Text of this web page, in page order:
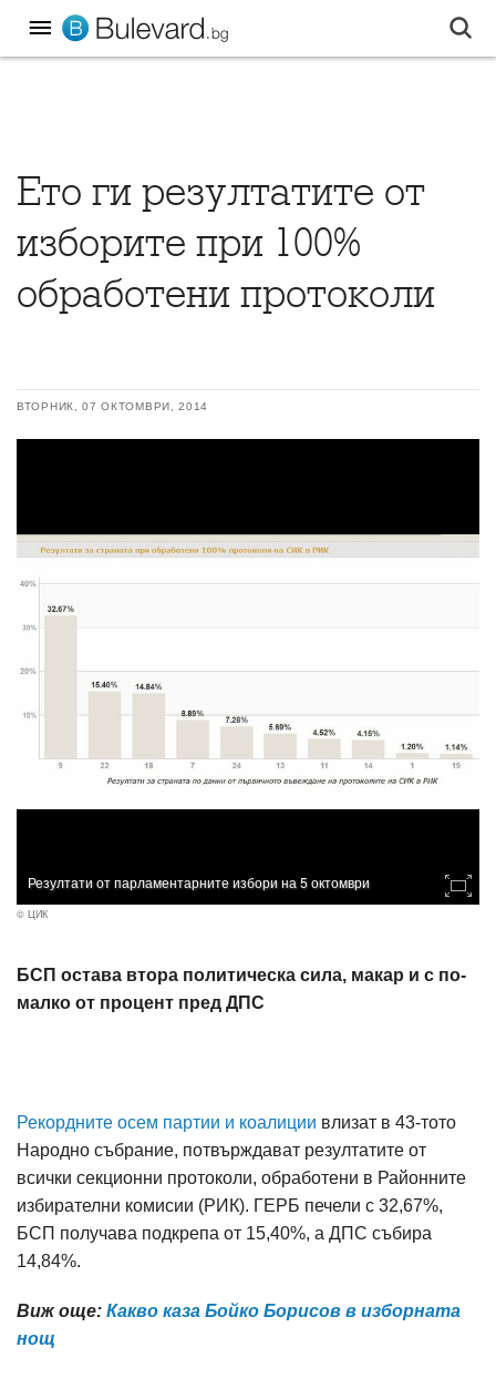
Ето ги резултатите от
изборите при 100%
обработени протоколи
ВТОРНИК, 07 ОКТОМВРИ, 2014
Резултати от парламентарните избори на 5 октомври
© ЦИК
БСП остава втора политическа сила, макар и с по-
малко от процент пред ДПС
Рекордните осем партии и коалиции влизат в 43-тото
Народно събрание, потвърждават резултатите от
всички секционни протоколи, обработени в Районните
избирателни комисии (РИК). ГЕРБ печели с 32,67%,
БСП получава подкрепа от 15,40%, а ДПС събира
14,84%.
Виж още: Какво каза Бойко Борисов в изборната
нощ